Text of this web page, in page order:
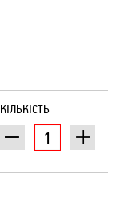
КІЛЬКІСТЬ